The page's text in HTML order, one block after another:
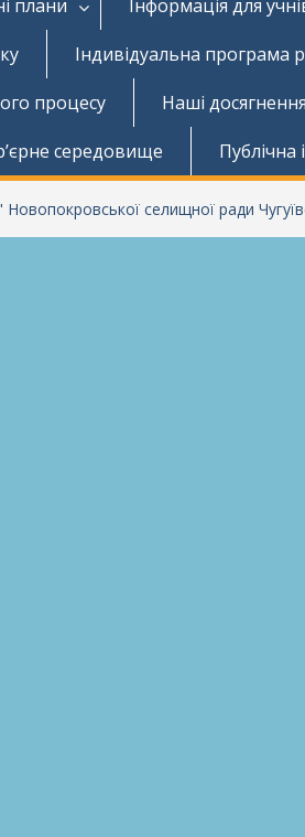
плани Інформація для
Індивідуальна програма
процесу
Наші досягнення
середовище Публічна
селищної ради